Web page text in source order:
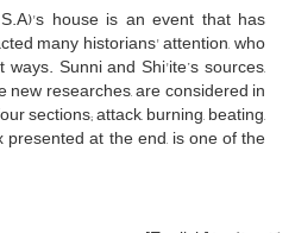
house is an event that has
many historians' attention, who
Sunni and Shi'ite’s sources,
researches, are considered in
sections; attack, burning, beating,
at the end, is one of the